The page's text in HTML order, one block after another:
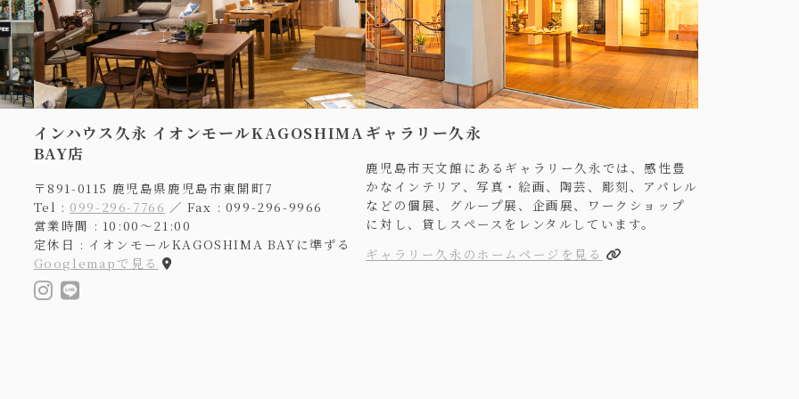
インハウス久永 イオンモールKAGOSHIMA
BAY店
〒891-0115 鹿児島県鹿児島市東開町7
Tel : 099-296-7766 ／ Fax : 099-296-9966
営業時間 : 10:00〜21:00
定休日 : イオンモールKAGOSHIMA BAYに準ずる
Googlemapで見る
ギャラリー久永
鹿児島市天文館にあるギャラリー久永では、感性豊
かなインテリア、写真・絵画、陶芸、彫刻、アパレル
などの個展、グループ展、企画展、ワークショップ
に対し、貸しスペースをレンタルしています。
ギャラリー久永のホームページを見る